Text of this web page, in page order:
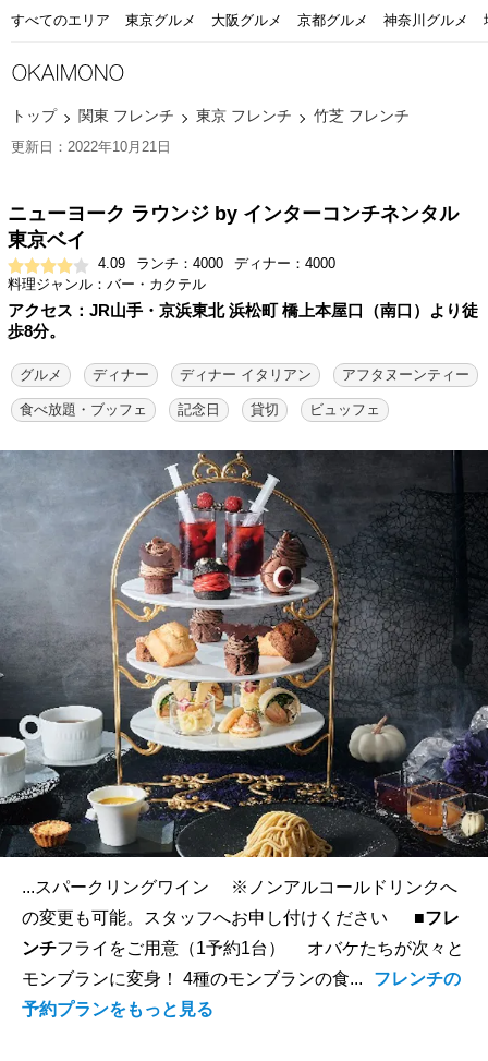
すべてのエリア 東京グルメ 大阪グルメ 京都グルメ 神奈川グルメ
トップ 関東 フレンチ 東京 フレンチ 竹芝 フレンチ
更新日：2022年10月21日
ニューヨーク ラウンジ by インターコンチネンタル
東京ベイ
4.09 ランチ：4000
ディナー：4000
料理ジャンル：バー・カクテル
アクセス：JR山手・京浜東北 浜松町 橋上本屋口（南口）より徒
歩8分。
グルメ ディナー ディナー イタリアン アフタヌーンティー
食べ放題・ブッフェ 記念日 貸切 ビュッフェ
...スパークリングワイン ※ノンアルコールドリンクへ
の変更も可能。スタッフへお申し付けください ■フレ
ンチフライをご用意（1予約1台） オバケたちが次々と
モンブランに変身！ 4種のモンブランの食...
フレンチの
予約プランをもっと見る